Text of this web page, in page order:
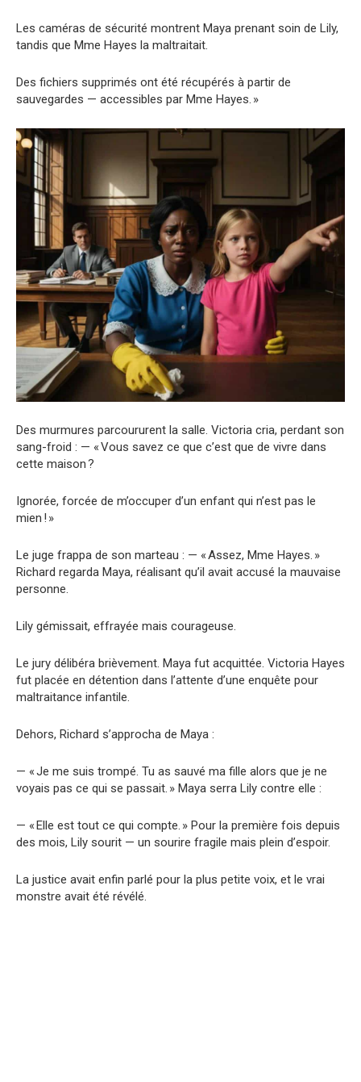
Les caméras de sécurité montrent Maya prenant soin de Lily,
tandis que Mme Hayes la maltraitait.
Des fichiers supprimés ont été récupérés à partir de
sauvegardes — accessibles par Mme Hayes. »
Des murmures parcoururent la salle. Victoria cria, perdant son
sang-froid : — « Vous savez ce que c’est que de vivre dans
cette maison ?
Ignorée, forcée de m’occuper d’un enfant qui n’est pas le
mien ! »
Le juge frappa de son marteau : — « Assez, Mme Hayes. »
Richard regarda Maya, réalisant qu’il avait accusé la mauvaise
personne.
Lily gémissait, effrayée mais courageuse.
Le jury délibéra brièvement. Maya fut acquittée. Victoria Hayes
fut placée en détention dans l’attente d’une enquête pour
maltraitance infantile.
Dehors, Richard s’approcha de Maya :
— « Je me suis trompé. Tu as sauvé ma fille alors que je ne
voyais pas ce qui se passait. » Maya serra Lily contre elle :
— « Elle est tout ce qui compte. » Pour la première fois depuis
des mois, Lily sourit — un sourire fragile mais plein d’espoir.
La justice avait enfin parlé pour la plus petite voix, et le vrai
monstre avait été révélé.